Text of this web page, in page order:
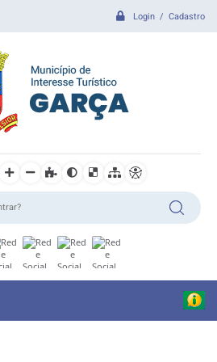
Login / Cadastro
A
C
B
E